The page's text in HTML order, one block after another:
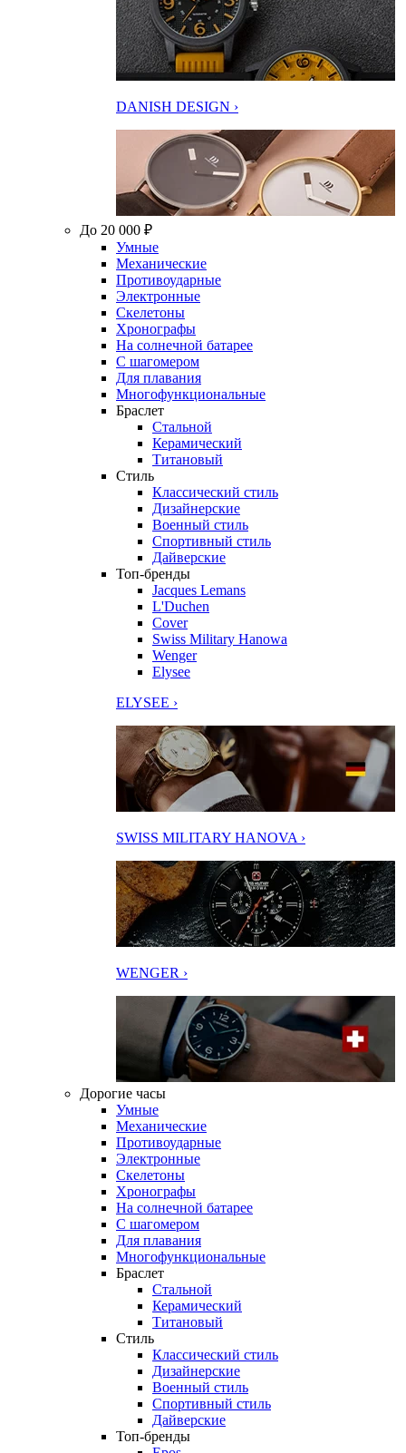
DANISH DESIGN ›
До 20 000 ₽
Умные
Механические
Противоударные
Электронные
Скелетоны
Хронографы
На солнечной батарее
С шагомером
Для плавания
Многофункциональные
Браслет
Стальной
Керамический
Титановый
Стиль
Классический стиль
Дизайнерские
Военный стиль
Спортивный стиль
Дайверские
Топ-бренды
Jacques Lemans
L'Duchen
Cover
Swiss Military Hanowa
Wenger
Elysee
ELYSEE ›
SWISS MILITARY HANOVA ›
WENGER ›
Дорогие часы
Умные
Механические
Противоударные
Электронные
Скелетоны
Хронографы
На солнечной батарее
С шагомером
Для плавания
Многофункциональные
Браслет
Стальной
Керамический
Титановый
Стиль
Классический стиль
Дизайнерские
Военный стиль
Спортивный стиль
Дайверские
Топ-бренды